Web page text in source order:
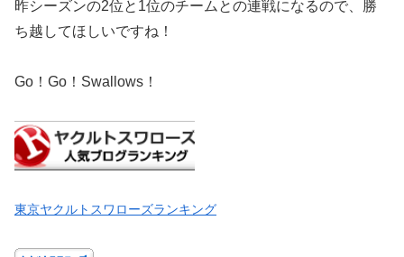
昨シーズンの2位と1位のチームとの連戦になるので、勝
ち越してほしいですね！
Go！Go！Swallows！
東京ヤクルトスワローズランキング